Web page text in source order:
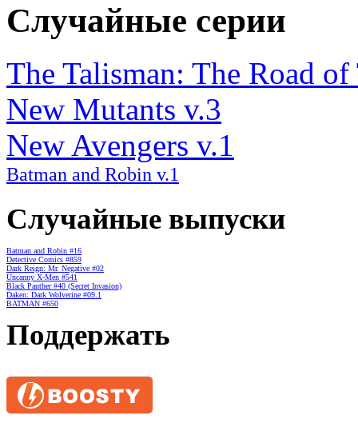
Случайные серии
The Talisman: The Road
New Mutants v.3
New Avengers v.1
Batman and Robin v.1
Случайные выпуски
Batman and Robin #16
Detective Comics #859
Dark Reign: Mr. Negative #02
Uncanny X-Men #541
Black Panther #40 (Secret Invasion)
Daken: Dark Wolverine #09.1
BATMAN #650
Поддержать